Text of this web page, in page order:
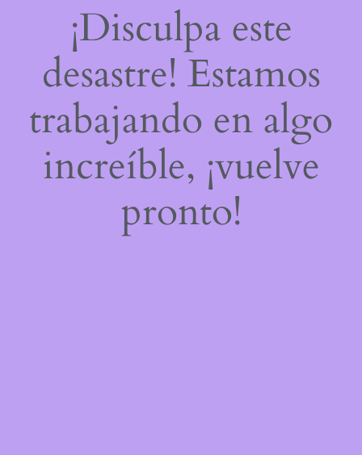
¡Disculpa este
desastre! Estamos
trabajando en algo
increíble, ¡vuelve
pronto!